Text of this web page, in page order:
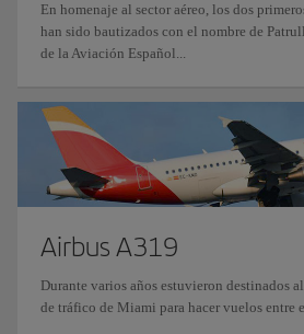
En homenaje al sector aéreo, los dos
han sido bautizados con el nombre de
de la Aviación Español...
Airbus A319
Durante varios años estuvieron destinados
de tráfico de Miami para hacer vuelos entre